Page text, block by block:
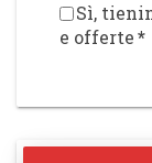
Sì,
e offerte*